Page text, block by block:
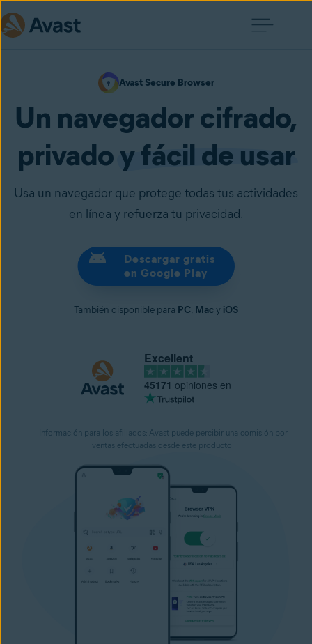
Avast Secure Browser
Un navegador cifrado,
privadoy fácil de usar
Usa un navegador que protege todas tus actividades
en línea y refuerza tu privacidad.
Descargar gratis
en Google Play
También disponible para PC, Macy iOS
Excellent
45171 opiniones en
Información para los afiliados: Avast puede percibir una comisión por
ventas efectuadas desde este producto.